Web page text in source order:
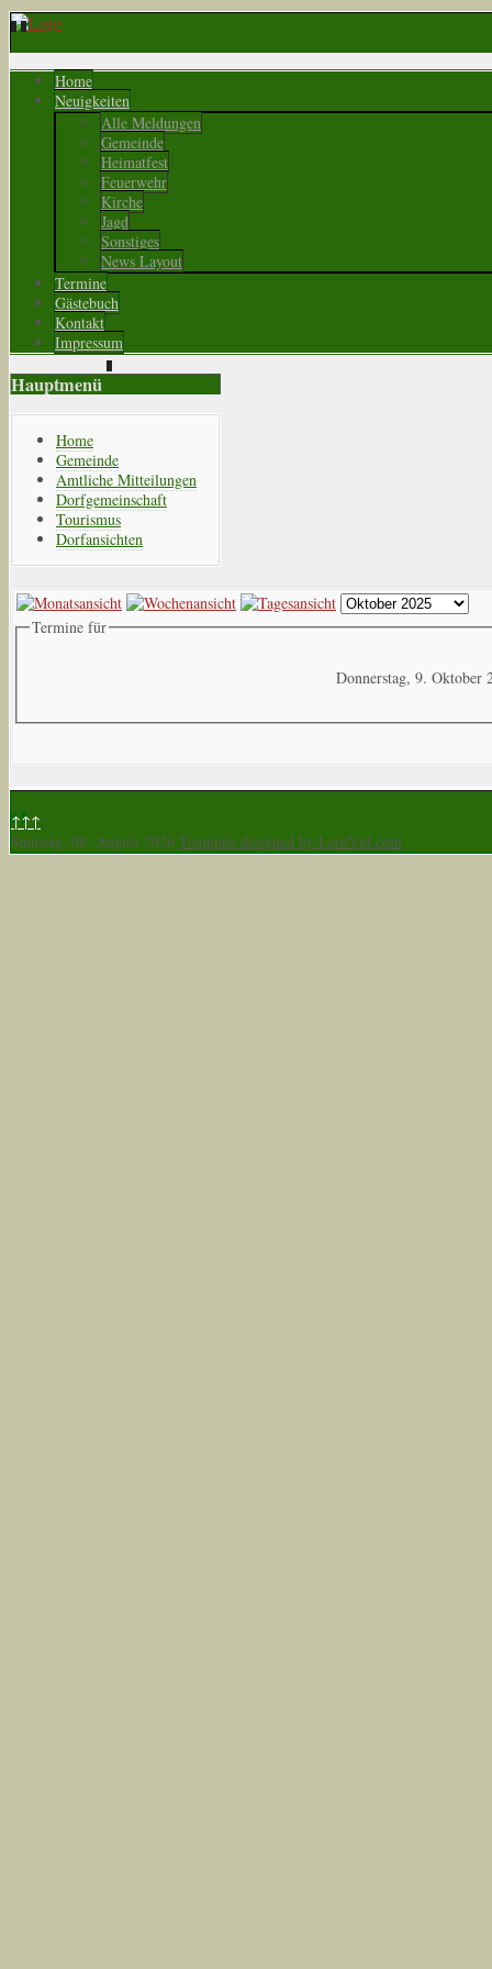
Home
Neuigkeiten
Alle Meldungen
Gemeinde
Heimatfest
Feuerwehr
Kirche
Jagd
Sonstiges
News Layout
Termine
Gästebuch
Kontakt
Impressum
Hauptmenü
Home
Gemeinde
Amtliche Mitteilungen
Dorfgemeinschaft
Tourismus
Dorfansichten
Termine für
Donnerstag, 9. Oktober
↑↑↑
Samstag, 08. August 2026 Template designed by LernVid.com